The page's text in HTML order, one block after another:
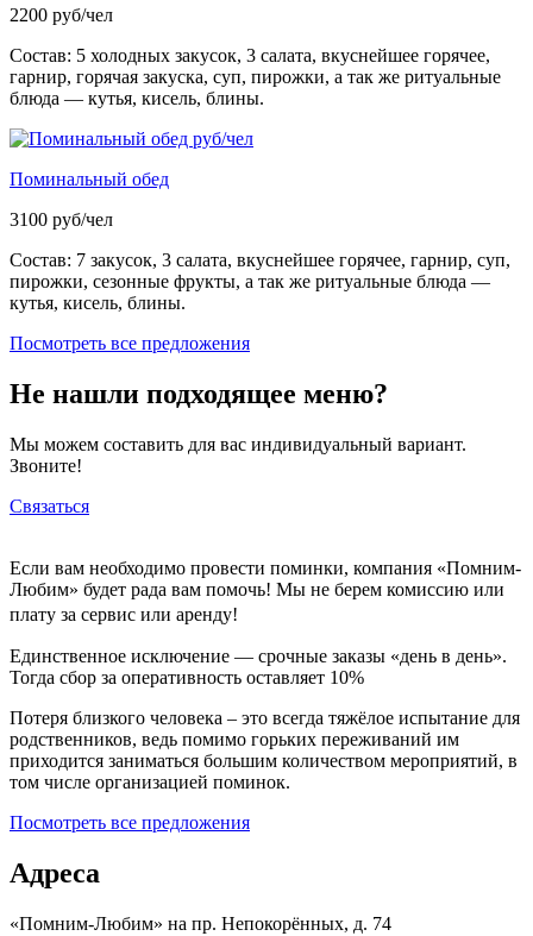
2200 руб/чел
Состав: 5 холодных закусок, 3 салата, вкуснейшее горячее,
гарнир, горячая закуска, суп, пирожки, а так же ритуальные
блюда — кутья, кисель, блины.
Поминальный обед
3100 руб/чел
Состав: 7 закусок, 3 салата, вкуснейшее горячее, гарнир, суп,
пирожки, сезонные фрукты, а так же ритуальные блюда —
кутья, кисель, блины.
Посмотреть все предложения
Не нашли подходящее меню?
Мы можем составить для вас индивидуальный вариант.
Звоните!
Связаться
Если вам необходимо провести поминки, компания «Помним-
Любим» будет рада вам помочь! Мы не берем комиссию или
плату за сервис или аренду!
Единственное исключение — срочные заказы «день в день».
Тогда сбор за оперативность оставляет 10%
Потеря близкого человека – это всегда тяжёлое испытание для
родственников, ведь помимо горьких переживаний им
приходится заниматься большим количеством мероприятий, в
том числе организацией поминок.
Посмотреть все предложения
Адреса
«Помним-Любим» на пр. Непокорённых, д. 74